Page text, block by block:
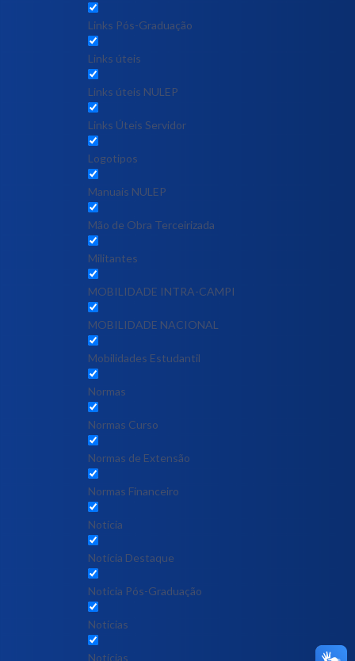
Links Pós-Graduação
Links úteis
Links úteis NULEP
Links Úteis Servidor
Logotipos
Manuais NULEP
Mão de Obra Terceirizada
Militantes
MOBILIDADE INTRA-CAMPI
MOBILIDADE NACIONAL
Mobilidades Estudantil
Normas
Normas Curso
Normas de Extensão
Normas Financeiro
Notícia
Notícia Destaque
Noticia Pós-Graduação
Notícias
Notícias